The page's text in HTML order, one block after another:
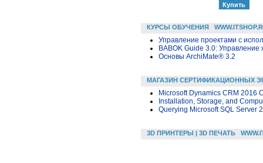
КУРСЫ ОБУЧЕНИЯ
Управление проектами с
BABOK Guide 3.0:
Основы ArchiMate® 3.2
МАГАЗИН СЕРТИФИКАЦИОННЫХ
Microsoft Dynamics CRM 2016
Installation, Storage, and
Querying Microsoft SQL Server
3D ПРИНТЕРЫ | 3D ПЕЧАТЬ